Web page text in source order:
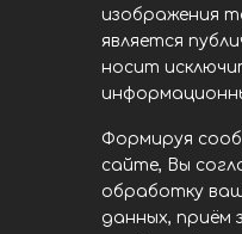
изображения
является
носит
Формируя
сайте, Вы
обработку
данных, приём